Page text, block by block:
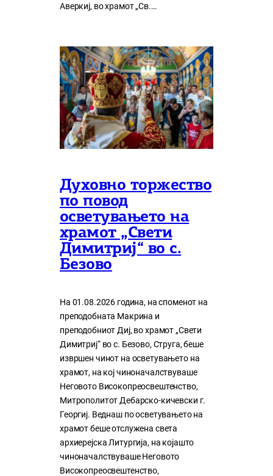
Аверкиј, во храмот „Св.…
Духовно торжество
по повод
осветувањето на
храмот „Свети
Димитриј“ во с.
Безово
На 01.08.2026 година, на споменот на
преподобната Макрина и
преподобниот Диј, во храмот „Свети
Димитриј“ во с. Безово, Струга, беше
извршен чинот на осветувањето на
храмот, на кој чиноначалствуваше
Неговото Високопреосвештенство,
Митрополитот Дебарско-кичевски г.
Георгиј. Веднаш по осветувањето на
храмот беше отслужена света
архиерејска Литургија, на којашто
чиноначалствуваше Неговото
Високопреосвештенство,